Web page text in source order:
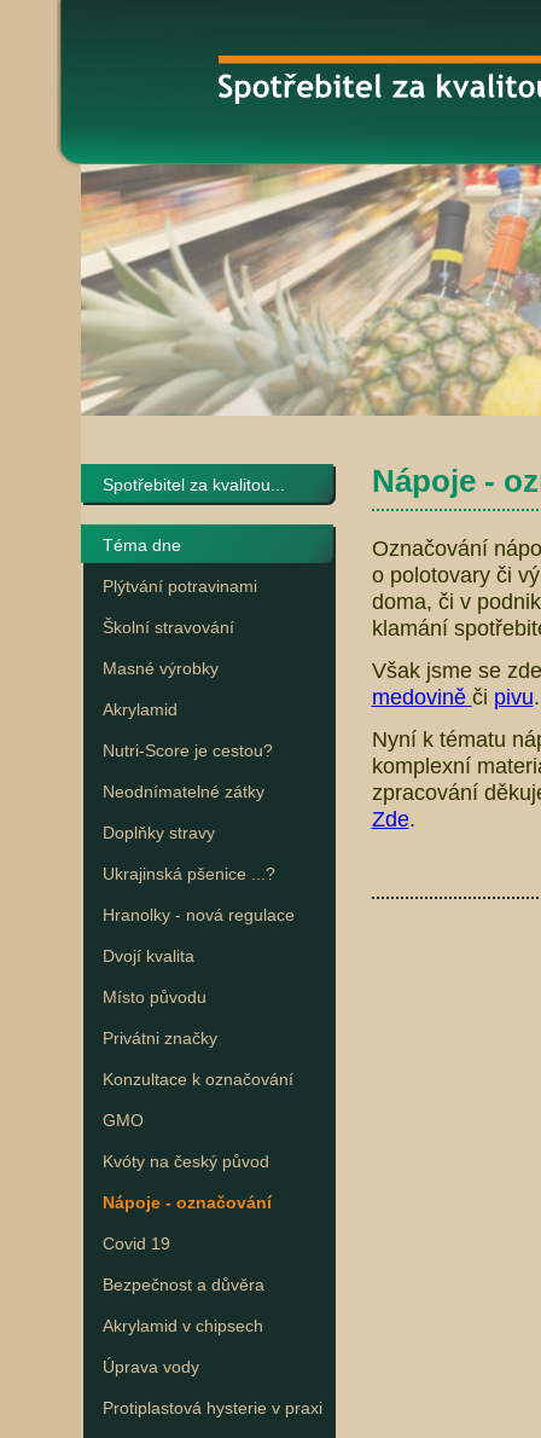
Spotřebitel za kvalitou...
Téma dne
Plýtvání potravinami
Školní stravování
Masné výrobky
Akrylamid
Nutri-Score je cestou?
Neodnímatelné zátky
Doplňky stravy
Ukrajinská pšenice ...?
Hranolky - nová regulace
Dvojí kvalita
Místo původu
Privátni značky
Konzultace k označování
GMO
Kvóty na český původ
Nápoje - označování
Covid 19
Bezpečnost a důvěra
Akrylamid v chipsech
Úprava vody
Protiplastová hysterie v praxi
Nápoje -
Označování
o polotovary či
doma, či v
klamání
Však jsme se
medovině či pivu.
Nyní k tématu
komplexní
zpracování
Zde.